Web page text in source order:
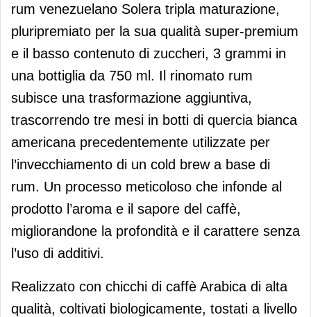
rum venezuelano Solera tripla maturazione,
pluripremiato per la sua qualità super-premium
e il basso contenuto di zuccheri, 3 grammi in
una bottiglia da 750 ml. Il rinomato rum
subisce una trasformazione aggiuntiva,
trascorrendo tre mesi in botti di quercia bianca
americana precedentemente utilizzate per
l’invecchiamento di un cold brew a base di
rum. Un processo meticoloso che infonde al
prodotto l’aroma e il sapore del caffè,
migliorandone la profondità e il carattere senza
l’uso di additivi.
Realizzato con chicchi di caffè Arabica di alta
qualità, coltivati biologicamente, tostati a livello